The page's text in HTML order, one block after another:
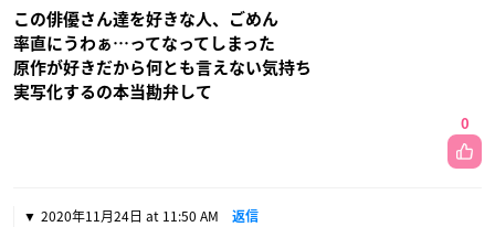
この俳優さん達を好きな人、ごめん
率直にうわぁ…ってなってしまった
原作が好きだから何とも言えない気持ち
実写化するの本当勘弁して
0
2020年11月24日 at 11:50 AM 返信